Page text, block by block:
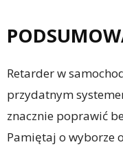
Retarder w
przydatnym
znacznie poprawić
Pamiętaj o wyborze